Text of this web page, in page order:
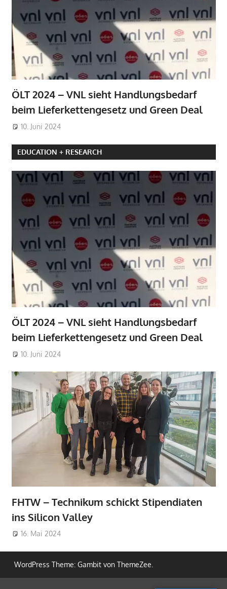
ÖLT 2024 – VNL sieht Handlungsbedarf
beim Lieferkettengesetz und Green Deal
10. Juni 2024
EDUCATION + RESEARCH
ÖLT 2024 – VNL sieht Handlungsbedarf
beim Lieferkettengesetz und Green Deal
10. Juni 2024
FHTW – Technikum schickt Stipendiaten
ins Silicon Valley
16. Mai 2024
WordPress Theme: Gambit von ThemeZee.